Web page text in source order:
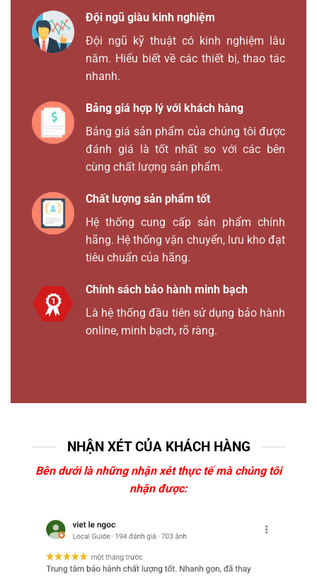
Đội ngũ giàu kinh nghiệm
Đội ngũ kỹ thuật có kinh nghiệm lâu
năm. Hiểu biết về các thiết bị, thao tác
nhanh.
Bảng giá hợp lý với khách hàng
Bảng giá sản phẩm của chúng tôi được
đánh giá là tốt nhất so với các bên
cùng chất lượng sản phẩm.
Chất lượng sản phẩm tốt
Hệ thống cung cấp sản phẩm chính
hãng. Hệ thống vận chuyển, lưu kho đạt
tiêu chuẩn của hãng.
Chính sách bảo hành minh bạch
Là hệ thống đầu tiên sử dụng bảo hành
online, minh bạch, rõ ràng.
NHẬN XÉT CỦA KHÁCH HÀNG
Bên dưới là những nhận xét thực tế mà chúng tôi
nhận được: